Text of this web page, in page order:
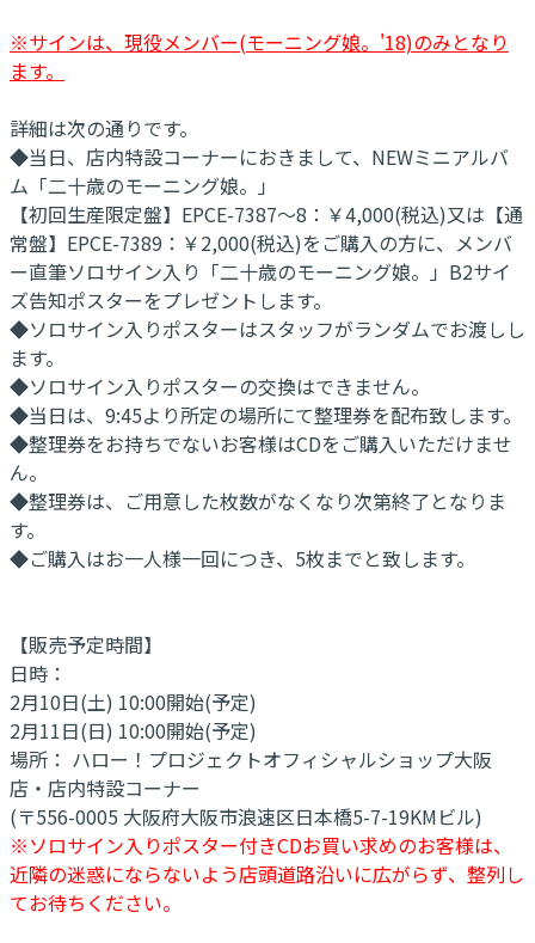
※サインは、現役メンバー(モーニング娘。'18)のみとなり
ます。
詳細は次の通りです。
◆当日、店内特設コーナーにおきまして、NEWミニアルバ
ム「二十歳のモーニング娘。」
【初回生産限定盤】EPCE-7387～8：￥4,000(税込)又は【通
常盤】EPCE-7389：￥2,000(税込)をご購入の方に、メンバ
ー直筆ソロサイン入り「二十歳のモーニング娘。」B2サイ
ズ告知ポスターをプレゼントします。
◆ソロサイン入りポスターはスタッフがランダムでお渡しし
ます。
◆ソロサイン入りポスターの交換はできません。
◆当日は、9:45より所定の場所にて整理券を配布致します。
◆整理券をお持ちでないお客様はCDをご購入いただけませ
ん。
◆整理券は、ご用意した枚数がなくなり次第終了となりま
す。
◆ご購入はお一人様一回につき、5枚までと致します。
【販売予定時間】
日時：
2月10日(土) 10:00開始(予定)
2月11日(日) 10:00開始(予定)
場所： ハロー！プロジェクトオフィシャルショップ大阪
店・店内特設コーナー
(〒556-0005 大阪府大阪市浪速区日本橋5-7-19KMビル)
※ソロサイン入りポスター付きCDお買い求めのお客様は、
近隣の迷惑にならないよう店頭道路沿いに広がらず、整列し
てお待ちください。